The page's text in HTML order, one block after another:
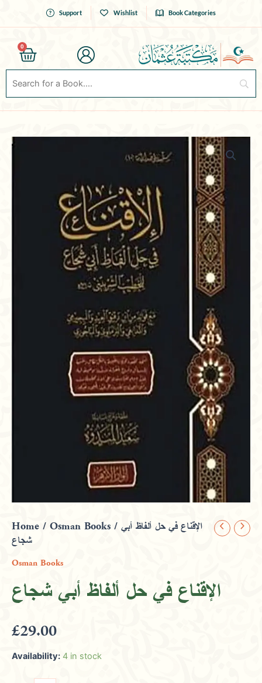
Support Wishlist Book Categories
0
Cart
Home / Osman Books / الإقناع في حل ألفاظ أبي
شجاع
Osman Books
الإقناع في حل ألفاظ أبي شجاع
£29.00
Availability: 4 in stock
الإقناع
في
ألفاظ
شجاع